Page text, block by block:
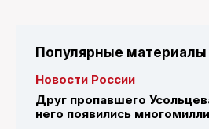
Популярные материалы
Новости России
Друг пропавшего
него появились